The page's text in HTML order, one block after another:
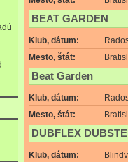
BEAT GARDEN
Klub, dátum:
Mesto, štát:
Beat Garden
Klub, dátum:
Mesto, štát:
DUBFLEX
Klub, dátum: